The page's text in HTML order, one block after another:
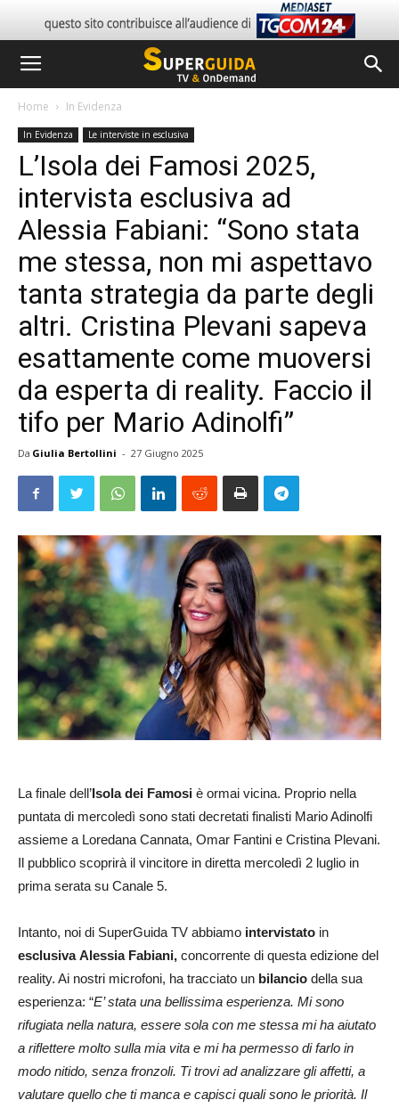
Home In Evidenza
In Evidenza Le interviste in esclusiva
L’Isola dei Famosi 2025,
intervista esclusiva ad
Alessia Fabiani: “Sono stata
me stessa, non mi aspettavo
tanta strategia da parte degli
altri. Cristina Plevani sapeva
esattamente come muoversi
da esperta di reality. Faccio il
tifo per Mario Adinolfi”
Da Giulia Bertollini - 27 Giugno 2025
La finale dell’Isola dei Famosi è ormai vicina. Proprio nella
puntata di mercoledì sono stati decretati finalisti Mario Adinolfi
assieme a Loredana Cannata, Omar Fantini e Cristina Plevani.
Il pubblico scoprirà il vincitore in diretta mercoledì 2 luglio in
prima serata su Canale 5.
Intanto, noi di SuperGuida TV abbiamo intervistato in
esclusiva Alessia Fabiani, concorrente di questa edizione del
reality. Ai nostri microfoni, ha tracciato un bilancio della sua
esperienza: “E’ stata una bellissima esperienza. Mi sono
rifugiata nella natura, essere sola con me stessa mi ha aiutato
a riflettere molto sulla mia vita e mi ha permesso di farlo in
modo nitido, senza fronzoli. Ti trovi ad analizzare gli affetti, a
valutare quello che ti manca e capisci quali sono le priorità. Il